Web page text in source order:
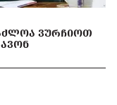
ᲕᲣᲠᲩᲘᲝᲗ